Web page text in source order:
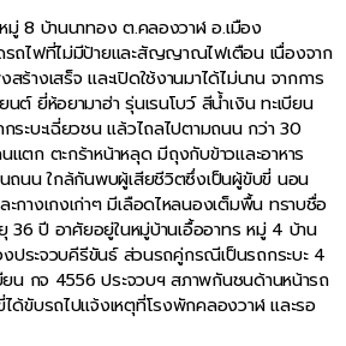
8 บ้านนาทอง ต.คลองวาฬ อ.เมือง
รถไฟที่ไม่มีป้ายและสัญญาณไฟเตือน เนื่องจาก
ร้างเสร็จ และเปิดใช้งานมาได้ไม่นาน จากการ
ต์ ยี่ห้อยามาฮ่า รุ่นเรนโบว์ สีน้ำเงิน ทะเบียน
ะบะเฉี่ยวชน แล้วไถลไปตามถนน กว่า 30
แตก ตะกร้าหน้าหลุด มีถุงกับข้าวและอาหาร
ถนน ใกล้กันพบผู้เสียชีวิตซึ่งเป็นผู้ขับขี่ นอน
ะกางเกงเก่าๆ มีเลือดไหลนองเต็มพื้น ทราบชื่อ
36 ปี อาศัยอยู่ในหมู่บ้านเอื้ออาทร หมู่ 4 บ้าน
งประจวบคีรีขันธ์ ส่วนรถคู่กรณีเป็นรถกระบะ 4
ยน กจ 4556 ประจวบฯ สภาพกันชนด้านหน้ารถ
ด้ขับรถไปแจ้งเหตุที่โรงพักคลองวาฬ และรอ